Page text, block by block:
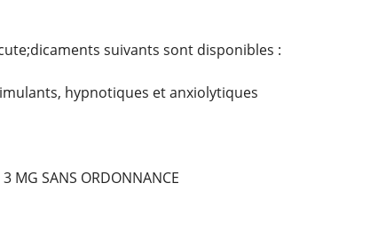
suivants sont disponibles :
hypnotiques et anxiolytiques
MG SANS ORDONNANCE